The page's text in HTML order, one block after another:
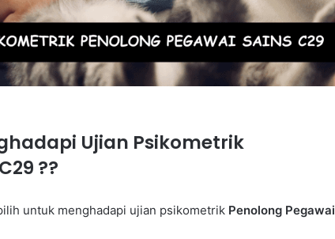
Ujian Psikometrik
??
untuk menghadapi ujian psikometrik Penolong Pegawai